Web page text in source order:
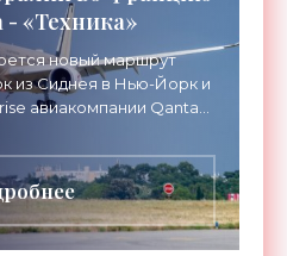
- «Техника»
новый маршрут
из Сиднея в Нью-Йорк и
авиакомпании Qantas
до 24